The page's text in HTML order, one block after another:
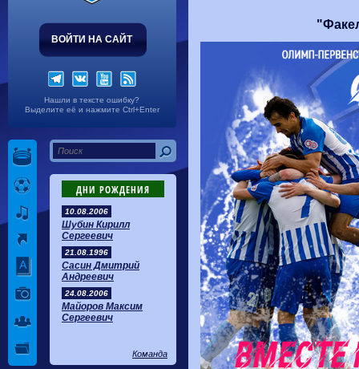
ВОЙТИ НА САЙТ
Нашли в тексте ошибку?
Выделите её и нажмите Ctrl+Enter
ДНИ РОЖДЕНИЯ
10.08.2006
Шубин Кирилл
Сергеевич
21.08.1996
Сасин Дмитрий
Андреевич
24.08.2006
Майоров Максим
Сергеевич
Команда